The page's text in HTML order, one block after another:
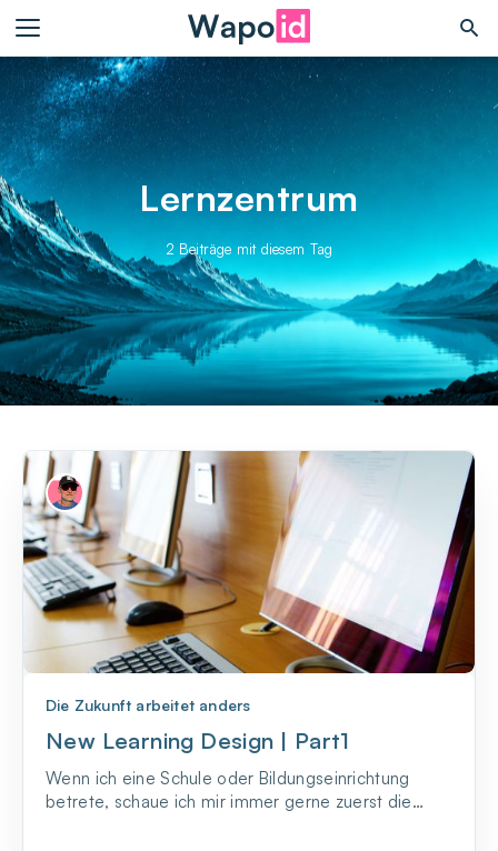
Lernzentrum
2 Beiträge mit diesem Tag
Die Zukunft arbeitet anders
New Learning Design | Part1
Wenn ich eine Schule oder Bildungseinrichtung
betrete, schaue ich mir immer gerne zuerst die